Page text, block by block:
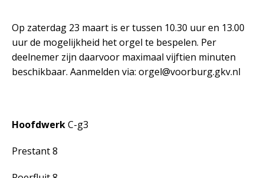
Op zaterdag 23 maart is er tussen 10.30 uur en 13.00
uur de mogelijkheid het orgel te bespelen. Per
deelnemer zijn daarvoor maximaal vijftien minuten
beschikbaar. Aanmelden via: orgel@voorburg.gkv.nl
HoofdwerkC-g3
Prestant 8